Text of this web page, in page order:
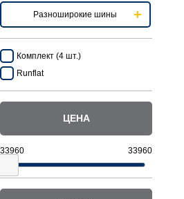
Разноширокие шины
Комплект (4 шт.)
Runflat
ЦЕНА